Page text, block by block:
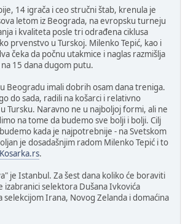
14 igrača i ceo stručni štab, krenula je
letom iz Beograda, na evropsku turneju
i kvaliteta posle tri odrađena ciklusa
prvenstvo u Turskoj. Milenko Tepić, kao i
čeka da počnu utakmice i naglas razmišlja
15 dana dugom putu.
Beogradu imali dobrih osam dana treniga.
do sada, radili na košarci i relativno
Tursku. Naravno ne u najboljoj formi, ali ne
na tome da budemo sve bolji i bolji. Cilj
kada je najpotrebnije - na Svetskom
je dosadašnjim radom Milenko Tepić i to
Kosarka.rs.
je Istanbul. Za šest dana koliko će boraviti
izabranici selektora Dušana Ivkovića
selekcijom Irana, Novog Zelanda i domaćina